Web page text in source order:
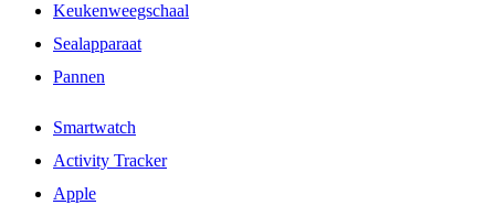
Keukenweegschaal
Sealapparaat
Pannen
Smartwatch
Activity Tracker
Apple